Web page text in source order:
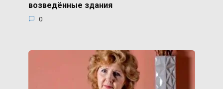
возведённые здания
0